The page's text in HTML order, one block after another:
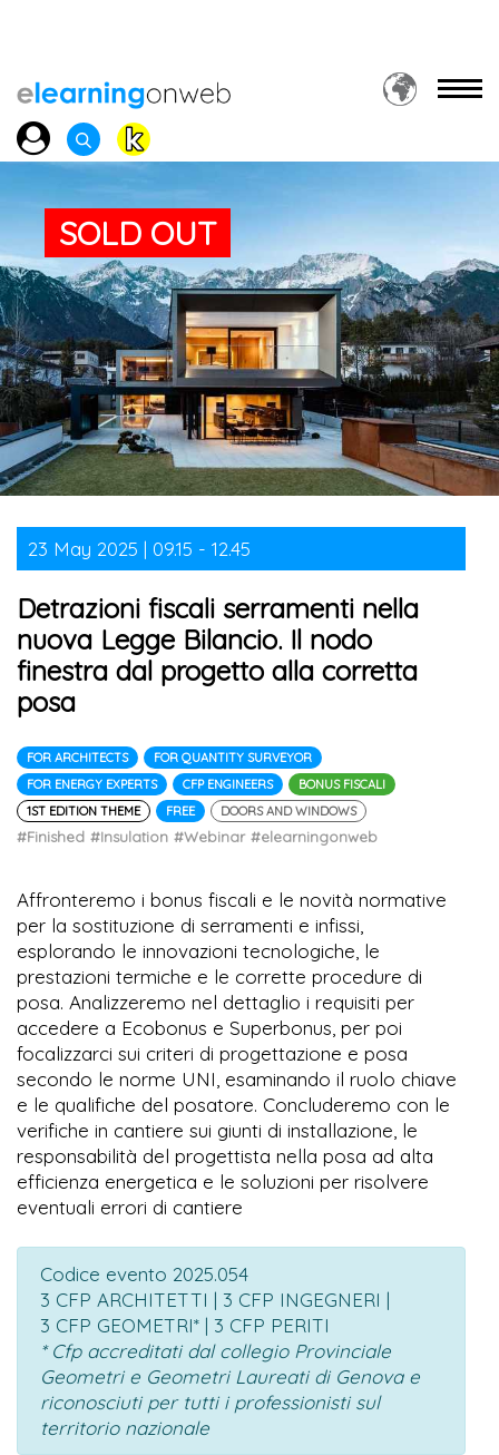
SOLD OUT
23 May 2025 | 09.15 - 12.45
Detrazioni fiscali serramenti nella
nuova Legge Bilancio. Il nodo
finestra dal progetto alla corretta
posa
FOR ARCHITECTS
FOR QUANTITY SURVEYOR
FOR ENERGY EXPERTS
CFP ENGINEERS
BONUS FISCALI
1ST EDITION THEME
FREE DOORS AND WINDOWS
#Finished #Insulation #Webinar #elearningonweb
Affronteremo i bonus fiscali e le novità normative
per la sostituzione di serramenti e infissi,
esplorando le innovazioni tecnologiche, le
prestazioni termiche e le corrette procedure di
posa. Analizzeremo nel dettaglio i requisiti per
accedere a Ecobonus e Superbonus, per poi
focalizzarci sui criteri di progettazione e posa
secondo le norme UNI, esaminando il ruolo chiave
e le qualifiche del posatore. Concluderemo con le
verifiche in cantiere sui giunti di installazione, le
responsabilità del progettista nella posa ad alta
efficienza energetica e le soluzioni per risolvere
eventuali errori di cantiere
Codice evento 2025.054
3 CFP ARCHITETTI | 3 CFP INGEGNERI |
3 CFP GEOMETRI* | 3 CFP PERITI
* Cfp accreditati dal collegio Provinciale
Geometri e Geometri Laureati di Genova e
riconosciuti per tutti i professionisti sul
territorio nazionale